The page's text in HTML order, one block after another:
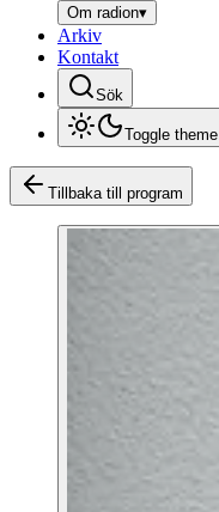
Om radion▾
Arkiv
Kontakt
Sök
Toggle theme
Tillbaka till program